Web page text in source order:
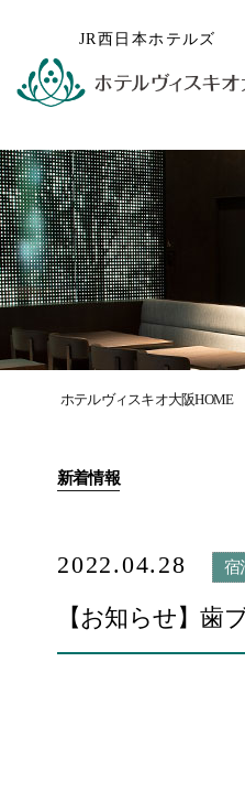
JR西日本ホテルズ
ホテルヴィスキオ大阪HOME
新着情報
2022.04.28 宿
【お知らせ】